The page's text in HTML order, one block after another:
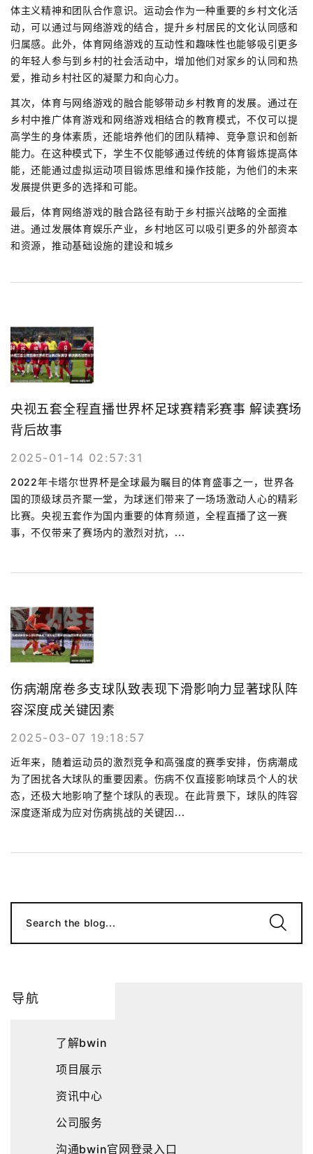
体主义精神和团队合作意识。运动会作为一种重要的乡村文化活
动，可以通过与网络游戏的结合，提升乡村居民的文化认同感和
归属感。此外，体育网络游戏的互动性和趣味性也能够吸引更多
的年轻人参与到乡村的社会活动中，增加他们对家乡的认同和热
爱，推动乡村社区的凝聚力和向心力。
其次，体育与网络游戏的融合能够带动乡村教育的发展。通过在
乡村中推广体育游戏和网络游戏相结合的教育模式，不仅可以提
高学生的身体素质，还能培养他们的团队精神、竞争意识和创新
能力。在这种模式下，学生不仅能够通过传统的体育锻炼提高体
能，还能通过虚拟运动项目锻炼思维和操作技能，为他们的未来
发展提供更多的选择和可能。
最后，体育网络游戏的融合路径有助于乡村振兴战略的全面推
进。通过发展体育娱乐产业，乡村地区可以吸引更多的外部资本
和资源，推动基础设施的建设和城乡
央视五套全程直播世界杯足球赛精彩赛事 解读赛场
背后故事
2025-01-14 02:57:31
2022年卡塔尔世界杯是全球最为瞩目的体育盛事之一，世界各
国的顶级球员齐聚一堂，为球迷们带来了一场场激动人心的精彩
比赛。央视五套作为国内重要的体育频道，全程直播了这一赛
事，不仅带来了赛场内的激烈对抗，...
伤病潮席卷多支球队致表现下滑影响力显著球队阵
容深度成关键因素
2025-03-07 19:18:57
近年来，随着运动员的激烈竞争和高强度的赛季安排，伤病潮成
为了困扰各大球队的重要因素。伤病不仅直接影响球员个人的状
态，还极大地影响了整个球队的表现。在此背景下，球队的阵容
深度逐渐成为应对伤病挑战的关键因...
Search the blog...
导航
了解bwin
项目展示
资讯中心
公司服务
沟通bwin官网登录入口